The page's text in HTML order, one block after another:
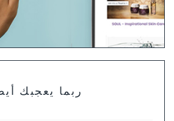
تشكيلة منتجات DALTON
لست متأكد بعد أي المنتجات هي
ربما يعجبك